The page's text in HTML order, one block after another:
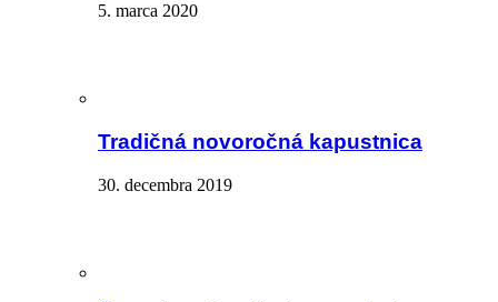
5. marca 2020
Tradičná novoročná kapustnica
30. decembra 2019